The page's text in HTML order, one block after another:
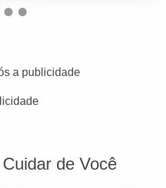
a publicidade
de Você